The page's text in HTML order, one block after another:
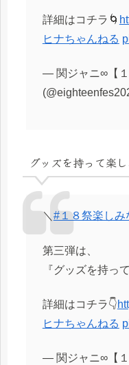
詳細はコチラ🌀
ヒナちゃんねる
— 関ジャニ∞【
グッズを持って楽し
＼ #１８祭楽しみ
第三弾は、
『グッズを持っ
詳細はコチラ👇
ヒナちゃんねる
— 関ジャニ∞【